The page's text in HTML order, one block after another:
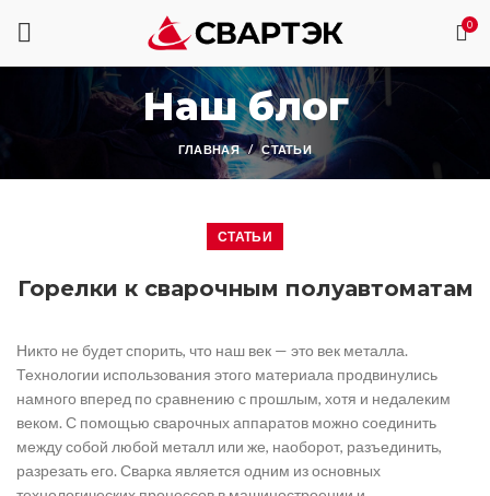
0
Наш блог
ГЛАВНАЯ СТАТЬИ
СТАТЬИ
Горелки к сварочным полуавтоматам
Никто не будет спорить, что наш век — это век металла.
Технологии использования этого материала продвинулись
намного вперед по сравнению с прошлым, хотя и недалеким
веком. С помощью сварочных аппаратов можно соединить
между собой любой металл или же, наоборот, разъединить,
разрезать его. Сварка является одним из основных